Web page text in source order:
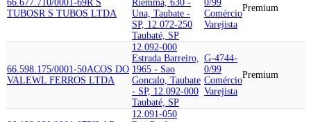
66.677.710/0001-69R S
TUBOSR S TUBOS LTDA
Riemma, 630 -
Una, Taubate -
SP, 12.072-250
Taubaté, SP
0/99
Comércio
Varejista
Premium
66.598.175/0001-50ACOS DO
VALEWL FERROS LTDA
12.092-000
Estrada Barreiro,
1965 - Sao
Goncalo, Taubate
- SP, 12.092-000
Taubaté, SP
G-4744-
0/99
Comércio
Varejista
Premium
12.091-050